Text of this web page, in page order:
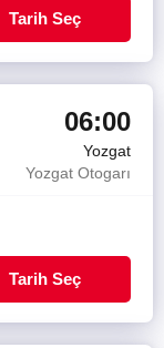
Tarih Seç
06:00
Yozgat
Yozgat Otogarı
Tarih Seç